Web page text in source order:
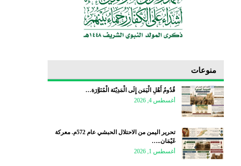
منوعات
قُدُومُ أَهْلِ الْيَمَن إِلَى الْمَدِيْنَة الْمُنَوَّرَة…
أغسطس 4, 2026
تحرير اليمن من الاحتلال الحبشي عام 572م. معركة
غَيْمَان..…
أغسطس 1, 2026